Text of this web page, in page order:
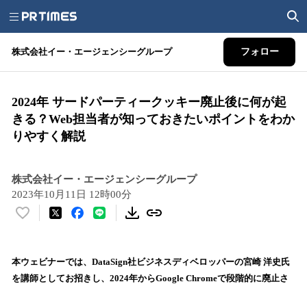
株式会社イー・エージェンシーグループ フォロー
2024年 サードパーティークッキー廃止後に何が起
きる？Web担当者が知っておきたいポイントをわか
りやすく解説
株式会社イー・エージェンシーグループ
2023年10月11日 12時00分
い
！
数
本ウェビナーでは、DataSign社ビジネスディベロッパーの宮崎 洋史氏
を講師としてお招きし、2024年からGoogle Chromeで段階的に廃止さ